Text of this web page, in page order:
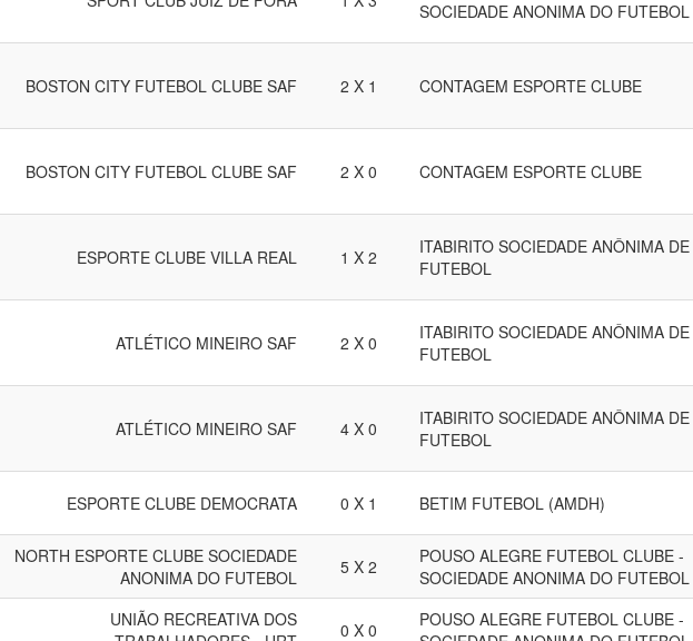
SOCIEDADE ANONIMA DO FUTEBOL
BOSTON CITY FUTEBOL CLUBE SAF 2 X 1 CONTAGEM ESPORTE CLUBE
BOSTON CITY FUTEBOL CLUBE SAF 2 X 0 CONTAGEM ESPORTE CLUBE
ESPORTE CLUBE VILLA REAL 1 X 2
ITABIRITO SOCIEDADE ANÔNIMA DE
FUTEBOL
ATLÉTICO MINEIRO SAF 2 X 0
ITABIRITO SOCIEDADE ANÔNIMA DE
FUTEBOL
ATLÉTICO MINEIRO SAF 4 X 0
ITABIRITO SOCIEDADE ANÔNIMA DE
FUTEBOL
ESPORTE CLUBE DEMOCRATA 0 X 1 BETIM FUTEBOL (AMDH)
NORTH ESPORTE CLUBE SOCIEDADE
ANONIMA DO FUTEBOL
5 X 2
POUSO ALEGRE FUTEBOL CLUBE -
SOCIEDADE ANONIMA DO FUTEBOL
UNIÃO RECREATIVA DOS
0 X 0
POUSO ALEGRE FUTEBOL CLUBE -